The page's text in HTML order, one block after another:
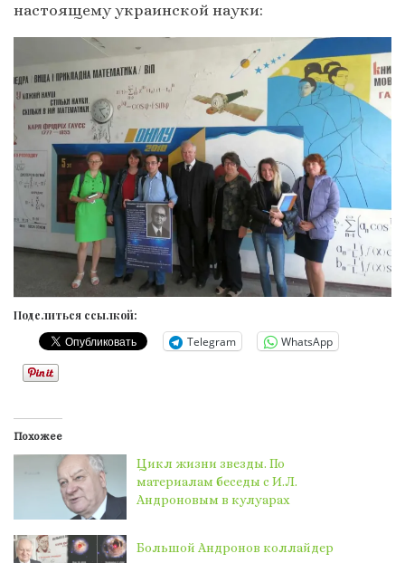
настоящему украинской науки:
Поделиться ссылкой:
Telegram WhatsApp
Похожее
Цикл жизни звезды. По
материалам беседы с И.Л.
Андроновым в кулуарах
Большой Андронов коллайдер